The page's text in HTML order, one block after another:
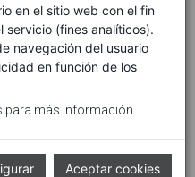
en el sitio web con el fin
servicio (fines analíticos).
navegación del usuario
en función de los
para más información.
Aceptar cookies
naturales